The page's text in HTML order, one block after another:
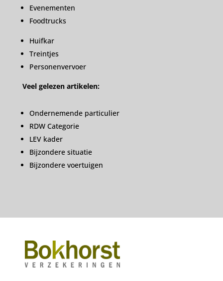
Evenementen
Foodtrucks
Huifkar
Treintjes
Personenvervoer
Veel gelezen artikelen:
Ondernemende particulier
RDW Categorie
LEV kader
Bijzondere situatie
Bijzondere voertuigen